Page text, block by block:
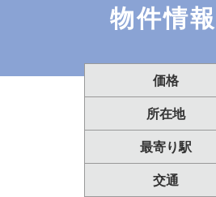
物件情報
価格
所在地
最寄り駅
交通